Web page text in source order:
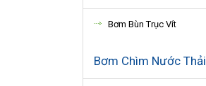
Bơm Bùn Trục Vít
Bơm Chìm Nước Thải